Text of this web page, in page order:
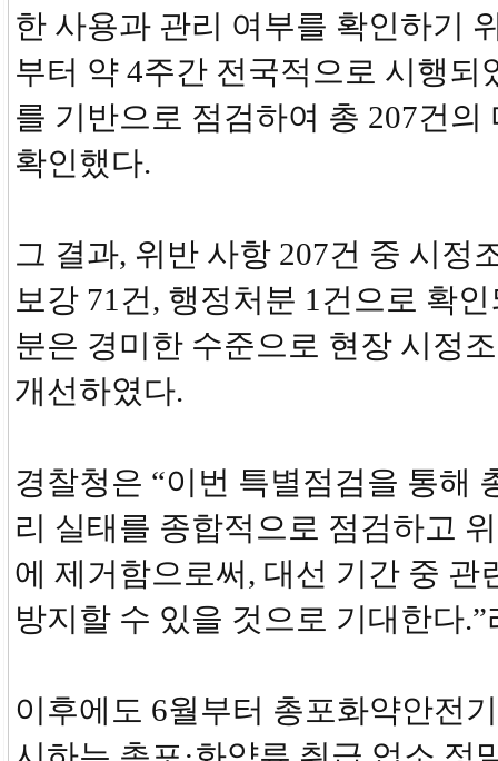
한 사용과 관리 여부를 확인하기
부터 약 4주간 전국적으로 시행되
를 기반으로 점검하여 총 207건의
확인했다.
그 결과, 위반 사항 207건 중 시정
보강 71건, 행정처분 1건으로 확
분은 경미한 수준으로 현장 시정
개선하였다.
경찰청은 “이번 특별점검을 통해
리 실태를 종합적으로 점검하고
에 제거함으로써, 대선 기간 중 관
방지할 수 있을 것으로 기대한다
이후에도 6월부터 총포화약안전